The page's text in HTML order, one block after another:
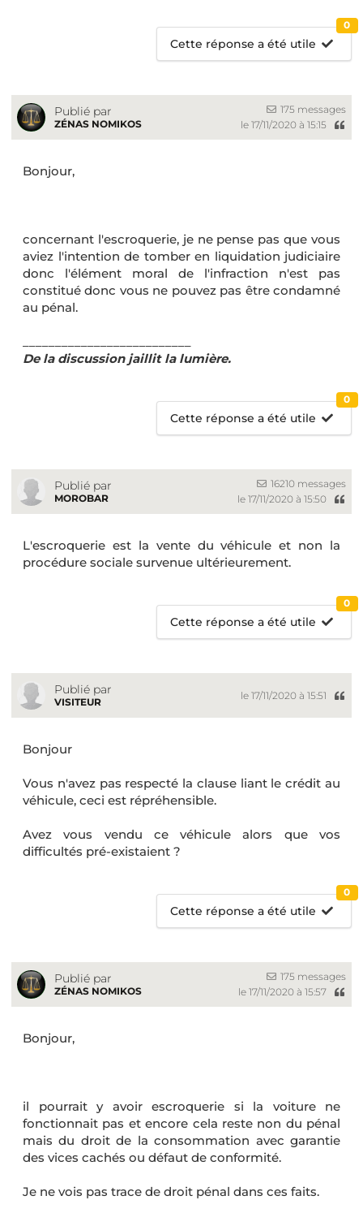
Cette réponse a été utile
0
Publié par
ZÉNAS NOMIKOS
175 messages
le 17/11/2020 à 15:15
Bonjour,
concernant l'escroquerie, je ne pense pas que vous
aviez l'intention de tomber en liquidation judiciaire
donc l'élément moral de l'infraction n'est pas
constitué donc vous ne pouvez pas être condamné
au pénal.
De la discussion jaillit la lumière.
Cette réponse a été utile
0
Publié par
MOROBAR
16210 messages
le 17/11/2020 à 15:50
L'escroquerie est la vente du véhicule et non la
procédure sociale survenue ultérieurement.
Cette réponse a été utile
0
Publié par
VISITEUR
le 17/11/2020 à 15:51
Bonjour
Vous n'avez pas respecté la clause liant le crédit au
véhicule, ceci est répréhensible.
Avez vous vendu ce véhicule alors que vos
difficultés pré-existaient ?
Cette réponse a été utile
0
Publié par
ZÉNAS NOMIKOS
175 messages
le 17/11/2020 à 15:57
Bonjour,
il pourrait y avoir escroquerie si la voiture ne
fonctionnait pas et encore cela reste non du pénal
mais du droit de la consommation avec garantie
des vices cachés ou défaut de conformité.
Je ne vois pas trace de droit pénal dans ces faits.